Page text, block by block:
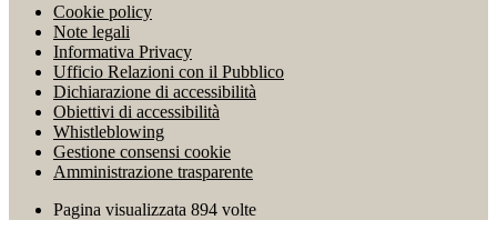
Cookie policy
Note legali
Informativa Privacy
Ufficio Relazioni con il Pubblico
Dichiarazione di accessibilità
Obiettivi di accessibilità
Whistleblowing
Gestione consensi cookie
Amministrazione trasparente
Pagina visualizzata 894 volte